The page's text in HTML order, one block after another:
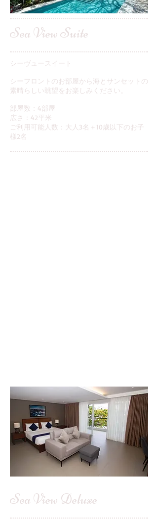
Sea View Suite
シーヴュースイート
シーフロントのお部屋から海とサンセットの
素晴らしい眺望をお楽しみください。
部屋数：4部屋​
広さ：42平米
​ご利用可能人数：大人3名＋10歳以下のお子
様2名
​Sea View Deluxe